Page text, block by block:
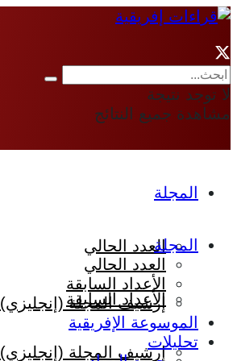
لا توجد نتيجة
مشاهدة جميع النتائج
المجلة
العدد الحالي
الأعداد السابقة
إرشيف المجلة (إنجليزي)
المجلة
العدد الحالي
الأعداد السابقة
إرشيف المجلة (إنجليزي)
الموسوعة الإفريقية
تحليلات